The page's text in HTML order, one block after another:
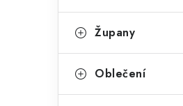
Župany
Oblečení